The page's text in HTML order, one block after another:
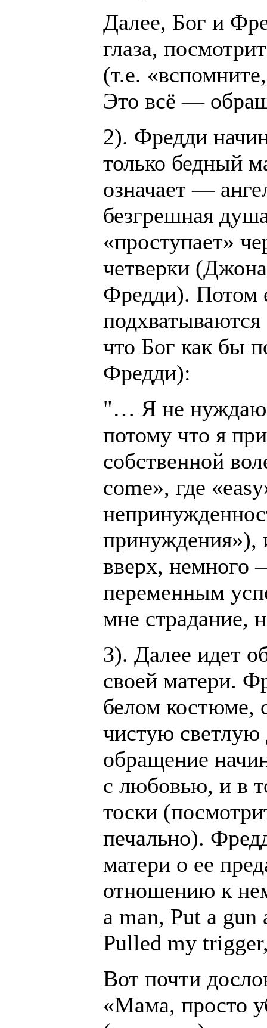
Далее, Бог и
глаза,
(т.е.
Это всё —
2). Фредди
только бедный
означает —
безгрешная
«проступает»
четверки
Фредди). Потом
подхватываются
что Бог как бы
Фредди):
"… Я не
потому что я
собственной
come», где
принуждения»),
вверх, немного
переменным
мне страдание,
3). Далее идет
своей матери.
белом костюме,
чистую
обращение
с любовью, и в
тоски
печально).
матери о ее
отношению к
a man, Put a gun
Pulled my
Вот почти
«Мама, просто